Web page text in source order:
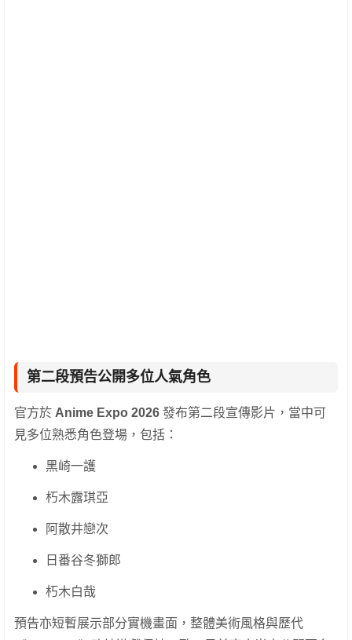
第二段預告公開多位人氣角色
官方於 Anime Expo 2026 發布第二段宣傳影片，當中可
見多位熟悉角色登場，包括：
黑崎一護
朽木露琪亞
阿散井戀次
日番谷冬獅郎
朽木白哉
預告亦短暫展示部分實機畫面，整體美術風格與歷代